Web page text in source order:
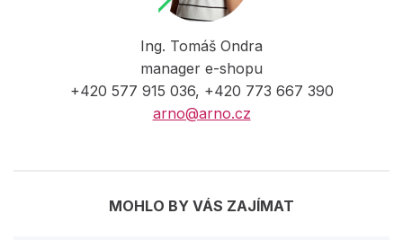
Ing. Tomáš Ondra
manager e-shopu
+420 577 915 036, +420 773 667 390
arno@arno.cz
MOHLO BY VÁS ZAJÍMAT